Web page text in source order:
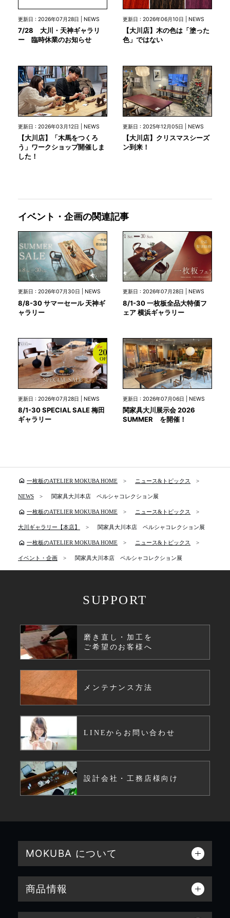
更新日 : 2026年07月28日 | NEWS
7/28 大川・天神ギャラリ
ー 臨時休業のお知らせ
更新日 : 2026年06月10日 | NEWS
【大川店】木の色は「塗った
色」ではない
更新日 : 2026年03月12日 | NEWS
【大川店】「木馬をつくろ
う」ワークショップ開催しま
した！
更新日 : 2025年12月05日 | NEWS
【大川店】クリスマスシーズ
ン到来！
イベント・企画の関連記事
更新日 : 2026年07月30日 | NEWS
8/8-30 サマーセール 天神ギ
ャラリー
更新日 : 2026年07月28日 | NEWS
8/1-30 一枚板全品大特価フ
ェア 横浜ギャラリー
更新日 : 2026年07月28日 | NEWS
8/1-30 SPECIAL SALE 梅田
ギャラリー
更新日 : 2026年07月06日 | NEWS
関家具大川展示会 2026
SUMMER を開催！
home 一枚板のATELIER MOKUBA HOME ニュース&トピックス
NEWS 関家具大川本店 ペルシャコレクション展
home 一枚板のATELIER MOKUBA HOME ニュース&トピックス
大川ギャラリー【本店】 関家具大川本店 ペルシャコレクション展
home 一枚板のATELIER MOKUBA HOME ニュース&トピックス
イベント・企画 関家具大川本店 ペルシャコレクション展
SUPPORT
磨き直し・加工を
ご希望のお客様へ
メンテナンス方法
LINEからお問い合わせ
設計会社・工務店様向け
MOKUBA について
商品情報